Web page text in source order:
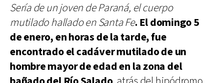
Sería de un joven de Paraná, el cuerpo
mutilado hallado en Santa Fe. El domingo 5
de enero, en horas de la tarde, fue
encontrado el cadáver mutilado de un
hombre mayor de edad en la zona del